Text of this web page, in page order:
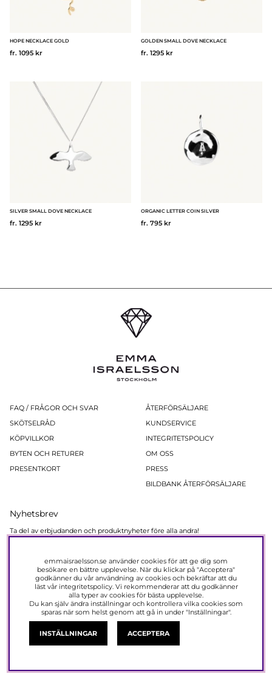
HOPE NECKLACE GOLD
fr. 1095 kr
GOLDEN SMALL DOVE NECKLACE
fr. 1295 kr
SILVER SMALL DOVE NECKLACE
fr. 1295 kr
ORGANIC LETTER COIN SILVER
fr. 795 kr
FAQ / FRÅGOR OCH SVAR
SKÖTSELRÅD
KÖPVILLKOR
BYTEN OCH RETURER
PRESENTKORT
ÅTERFÖRSÄLJARE
KUNDSERVICE
INTEGRITETSPOLICY
OM OSS
PRESS
BILDBANK ÅTERFÖRSÄLJARE
Nyhetsbrev
Ta del av erbjudanden och produktnyheter före alla andra!
Registera dig nu så får du 15% rabatt på ditt nästa köp.
PRENUMERERA
Emma Israelsson Stockholm | All Rights Reserved.
emmaisraelsson.se använder cookies för att ge dig som
besökare en bättre upplevelse. När du klickar på "Acceptera"
godkänner du vår användning av cookies och bekräftar att du
läst vår integritetspolicy. Vi rekommenderar att du godkänner
alla typer av cookies för bästa upplevelse.
Du kan själv ändra inställningar och kontrollera vilka cookies som
sparas när som helst genom att gå in under "Inställningar".
INSTÄLLNINGAR ACCEPTERA